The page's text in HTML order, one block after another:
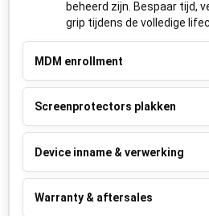
beheerd zijn. Bespaar tijd,
grip tijdens de volledige
MDM enrollment
Screenprotectors plakken
Device inname & verwerking
Warranty & aftersales